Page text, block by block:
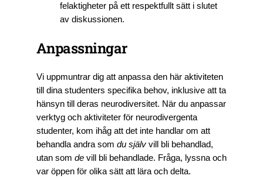
felaktigheter på ett respektfullt sätt i slutet
av diskussionen.
Anpassningar
Vi uppmuntrar dig att anpassa den här aktiviteten
till dina studenters specifika behov, inklusive att ta
hänsyn till deras neurodiversitet. När du anpassar
verktyg och aktiviteter för neurodivergenta
studenter, kom ihåg att det inte handlar om att
behandla andra som du självvill bli behandlad,
utan som devill bli behandlade. Fråga, lyssna och
var öppen för olika sätt att lära och delta.